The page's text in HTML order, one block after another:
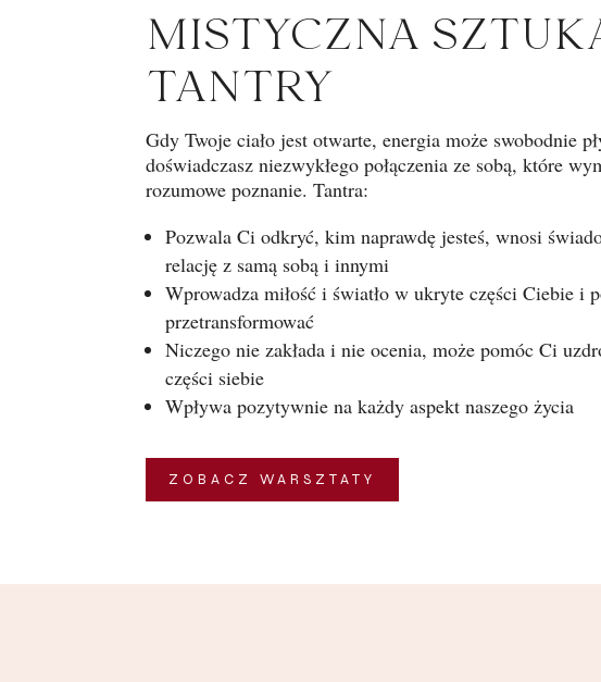
MISTYCZNA
TANTRY
Gdy Twoje ciało jest otwarte, energia może swobodnie
doświadczasz niezwykłego połączenia ze sobą, które
rozumowe poznanie. Tantra:
Pozwala Ci odkryć, kim naprawdę jesteś, wnosi
relację z samą sobą i innymi
Wprowadza miłość i światło w ukryte części Ciebie i
przetransformować
Niczego nie zakłada i nie ocenia, może pomóc Ci
części siebie
Wpływa pozytywnie na każdy aspekt naszego życia
ZOBACZ WARSZTATY